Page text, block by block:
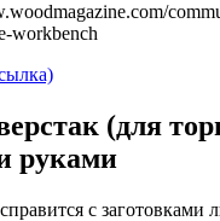
workbench
(для
руками
с